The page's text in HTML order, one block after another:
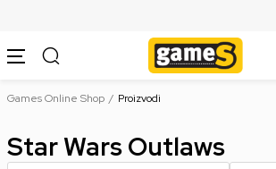
Games Online Shop Proizvodi
Star Wars Outlaws